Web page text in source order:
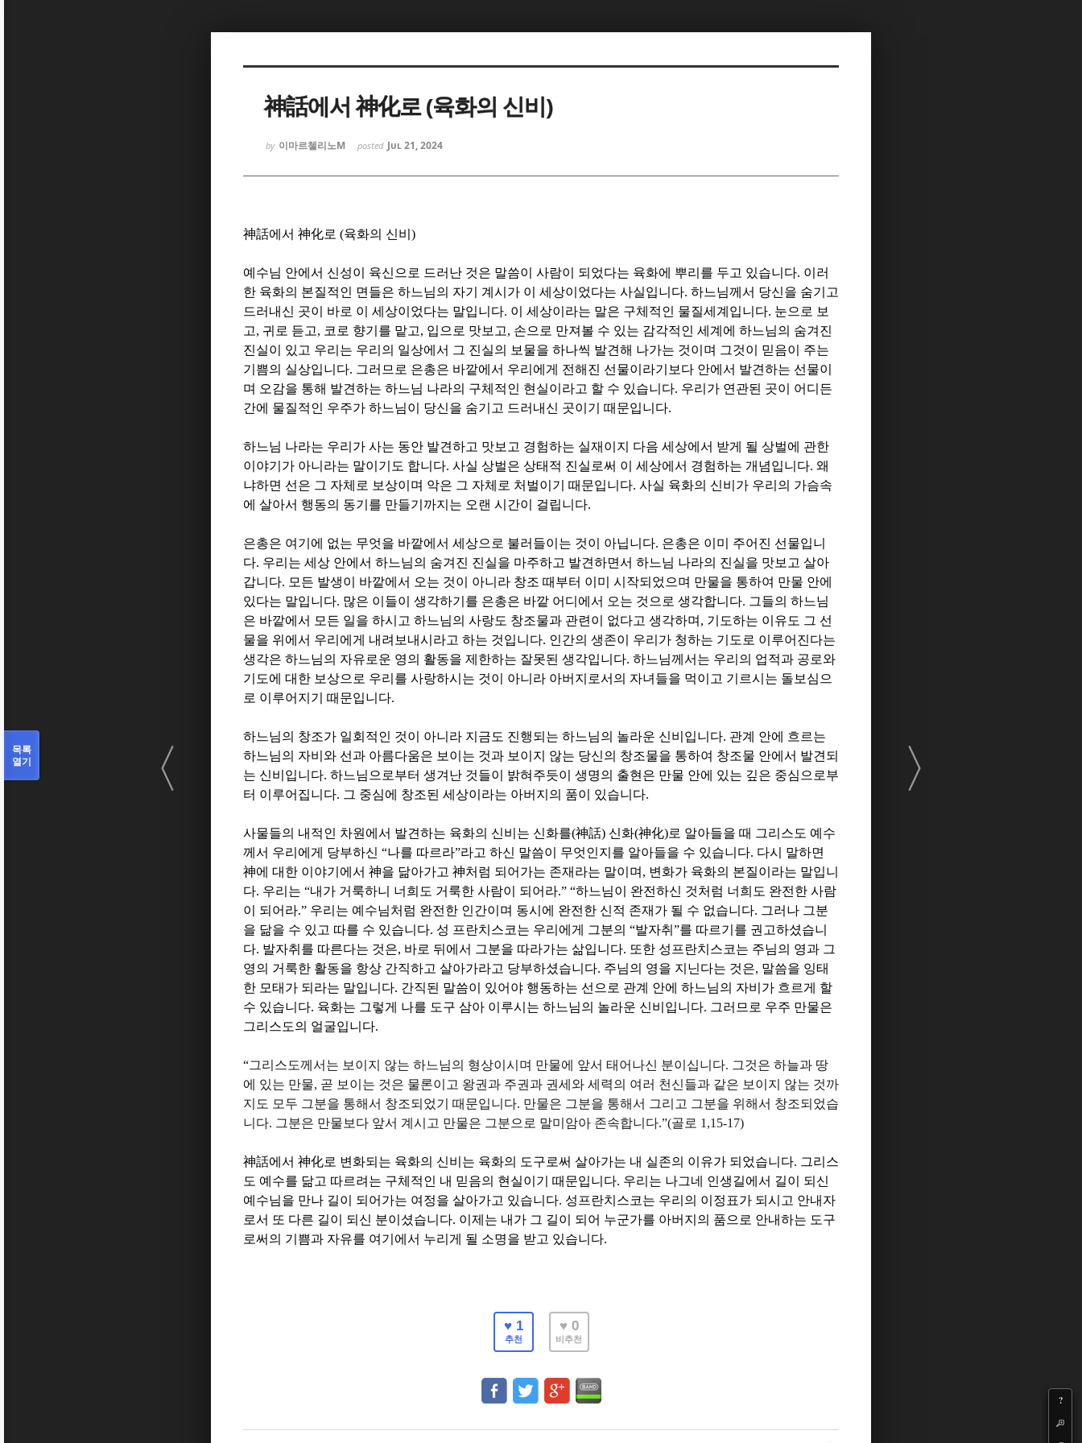
神話에서 神化로 (육화의 신비)
by 이마르첼리노M posted Jul 21, 2024
?
神話에서 神化로 (육화의 신비 )
예수님 안에서 신성이 육신으로 드러난 것은 말씀이 사람이 되었다는 육화에 뿌리를 두고 있습니다. 이러
한 육화의 본질적인 면들은 하느님의 자기 계시가 이 세상이었다는 사실입니다. 하느님께서 당신을 숨기고
드러내신 곳이 바로 이 세상이었다는 말입니다. 이 세상이라는 말은 구체적인 물질세계입니다. 눈으로 보
고, 귀로 듣고, 코로 향기를 맡고, 입으로 맛보고, 손으로 만져볼 수 있는 감각적인 세계에 하느님의 숨겨진
진실이 있고 우리는 우리의 일상에서 그 진실의 보물을 하나씩 발견해 나가는 것이며 그것이 믿음이 주는
기쁨의 실상입니다. 그러므로 은총은 바깥에서 우리에게 전해진 선물이라기보다 안에서 발견하는 선물이
며 오감을 통해 발견하는 하느님 나라의 구체적인 현실이라고 할 수 있습니다. 우리가 연관된 곳이 어디든
간에 물질적인 우주가 하느님이 당신을 숨기고 드러내신 곳이기 때문입니다.
하느님 나라는 우리가 사는 동안 발견하고 맛보고 경험하는 실재이지 다음 세상에서 받게 될 상벌에 관한
이야기가 아니라는 말이기도 합니다. 사실 상벌은 상태적 진실로써 이 세상에서 경험하는 개념입니다. 왜
냐하면 선은 그 자체로 보상이며 악은 그 자체로 처벌이기 때문입니다. 사실 육화의 신비가 우리의 가슴속
에 살아서 행동의 동기를 만들기까지는 오랜 시간이 걸립니다.
은총은 여기에 없는 무엇을 바깥에서 세상으로 불러들이는 것이 아닙니다. 은총은 이미 주어진 선물입니
다. 우리는 세상 안에서 하느님의 숨겨진 진실을 마주하고 발견하면서 하느님 나라의 진실을 맛보고 살아
갑니다. 모든 발생이 바깥에서 오는 것이 아니라 창조 때부터 이미 시작되었으며 만물을 통하여 만물 안에
있다는 말입니다. 많은 이들이 생각하기를 은총은 바깥 어디에서 오는 것으로 생각합니다. 그들의 하느님
은 바깥에서 모든 일을 하시고 하느님의 사랑도 창조물과 관련이 없다고 생각하며 , 기도하는 이유도 그 선
물을 위에서 우리에게 내려보내시라고 하는 것입니다. 인간의 생존이 우리가 청하는 기도로 이루어진다는
생각은 하느님의 자유로운 영의 활동을 제한하는 잘못된 생각입니다. 하느님께서는 우리의 업적과 공로와
기도에 대한 보상으로 우리를 사랑하시는 것이 아니라 아버지로서의 자녀들을 먹이고 기르시는 돌보심으
로 이루어지기 때문입니다.
하느님의 창조가 일회적인 것이 아니라 지금도 진행되는 하느님의 놀라운 신비입니다. 관계 안에 흐르는
하느님의 자비와 선과 아름다움은 보이는 것과 보이지 않는 당신의 창조물을 통하여 창조물 안에서 발견되
는 신비입니다. 하느님으로부터 생겨난 것들이 밝혀주듯이 생명의 출현은 만물 안에 있는 깊은 중심으로부
터 이루어집니다. 그 중심에 창조된 세상이라는 아버지의 품이 있습니다.
사물들의 내적인 차원에서 발견하는 육화의 신비는 신화를(神話) 신화(神化)로 알아들을 때 그리스도 예수
께서 우리에게 당부하신 “나를 따르라”라고 하신 말씀이 무엇인지를 알아들을 수 있습니다. 다시 말하면
神에 대한 이야기에서 神을 닮아가고 神처럼 되어가는 존재라는 말이며 , 변화가 육화의 본질이라는 말입니
다. 우리는 “내가 거룩하니 너희도 거룩한 사람이 되어라.” “하느님이 완전하신 것처럼 너희도 완전한 사람
이 되어라.” 우리는 예수님처럼 완전한 인간이며 동시에 완전한 신적 존재가 될 수 없습니다. 그러나 그분
을 닮을 수 있고 따를 수 있습니다. 성 프란치스코는 우리에게 그분의 “발자취 ”를 따르기를 권고하셨습니
다. 발자취를 따른다는 것은, 바로 뒤에서 그분을 따라가는 삶입니다. 또한 성프란치스코는 주님의 영과 그
영의 거룩한 활동을 항상 간직하고 살아가라고 당부하셨습니다. 주님의 영을 지닌다는 것은, 말씀을 잉태
한 모태가 되라는 말입니다. 간직된 말씀이 있어야 행동하는 선으로 관계 안에 하느님의 자비가 흐르게 할
수 있습니다. 육화는 그렇게 나를 도구 삼아 이루시는 하느님의 놀라운 신비입니다. 그러므로 우주 만물은
그리스도의 얼굴입니다.
“그리스도께서는 보이지 않는 하느님의 형상이시며 만물에 앞서 태어나신 분이십니다. 그것은 하늘과 땅
에 있는 만물, 곧 보이는 것은 물론이고 왕권과 주권과 권세와 세력의 여러 천신들과 같은 보이지 않는 것까
지도 모두 그분을 통해서 창조되었기 때문입니다. 만물은 그분을 통해서 그리고 그분을 위해서 창조되었습
니다. 그분은 만물보다 앞서 계시고 만물은 그분으로 말미암아 존속합니다.”(골로 1,15-17)
神話에서 神化로 변화되는 육화의 신비는 육화의 도구로써 살아가는 내 실존의 이유가 되었습니다. 그리스
도 예수를 닮고 따르려는 구체적인 내 믿음의 현실이기 때문입니다. 우리는 나그네 인생길에서 길이 되신
예수님을 만나 길이 되어가는 여정을 살아가고 있습니다. 성프란치스코는 우리의 이정표가 되시고 안내자
로서 또 다른 길이 되신 분이셨습니다. 이제는 내가 그 길이 되어 누군가를 아버지의 품으로 안내하는 도구
로써의 기쁨과 자유를 여기에서 누리게 될 소명을 받고 있습니다.
〈 〉
♥ 1
추천
♥ 0
비추천
목록
열기
Sketchbook5, 스케치북5
Sketchbook5, 스케치북5